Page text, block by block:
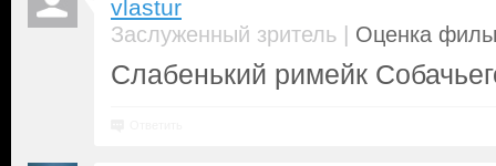
vlastur
Заслуженный зритель | Оценка
Слабенький римейк